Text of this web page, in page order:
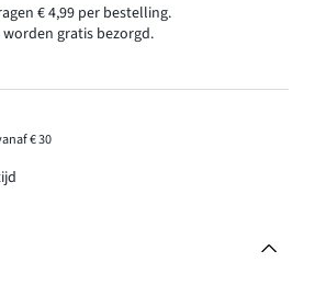
€ 4,99 per bestelling.
gratis bezorgd.
€ 30